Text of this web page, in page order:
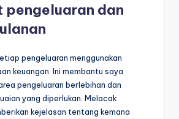
pengeluaran dan
pengeluaran menggunakan
keuangan. Ini membantu saya
pengeluaran berlebihan dan
yang diperlukan. Melacak
kejelasan tentang kemana